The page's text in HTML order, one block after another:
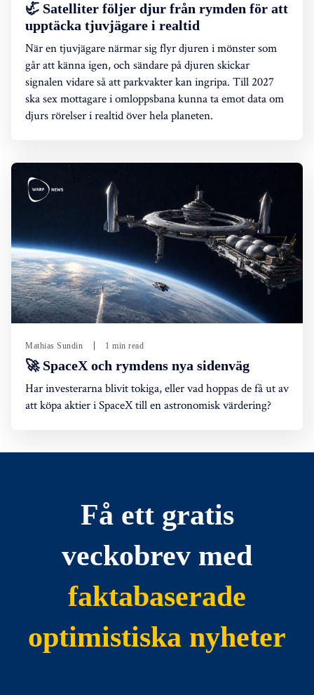
🦏 Satelliter följer djur från rymden för att
upptäcka tjuvjägare i realtid
När en tjuvjägare närmar sig flyr djuren i mönster som
går att känna igen, och sändare på djuren skickar
signalen vidare så att parkvakter kan ingripa. Till 2027
ska sex mottagare i omloppsbana kunna ta emot data om
djurs rörelser i realtid över hela planeten.
Mathias Sundin 1 min read
🚀 SpaceX och rymdens nya sidenväg
Har investerarna blivit tokiga, eller vad hoppas de få ut av
att köpa aktier i SpaceX till en astronomisk värdering?
Få ett gratis
veckobrev med
faktabaserade
optimistiska nyheter